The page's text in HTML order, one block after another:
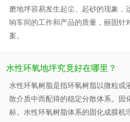
磨地坪容易发生起尘、起砂的现象
响车间的工作和产品的质量，丽固针
案。
水性环氧地坪究竟好在哪里？
水性环氧树脂是指环氧树脂以微粒或
散介质中而配得的稳定分散体系。固
标。水性环氧树脂体系的固化成膜机